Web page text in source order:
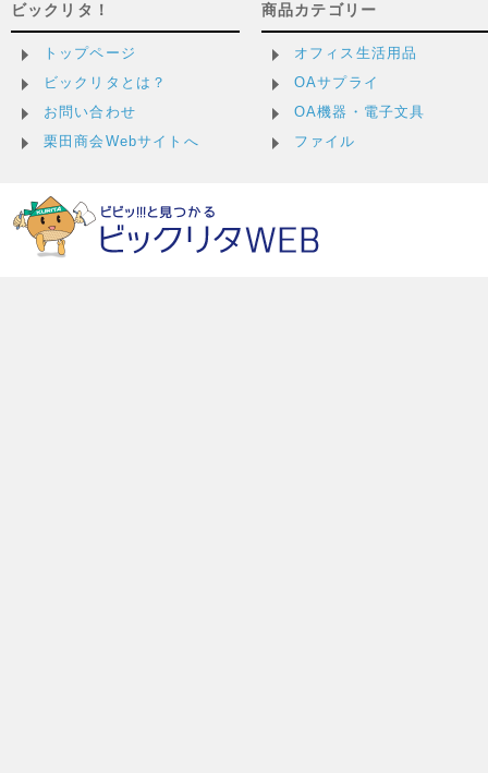
ビックリタ！
トップページ
ビックリタとは？
お問い合わせ
栗田商会Webサイトへ
商品カテゴリー
オフィス生活用品
OAサプライ
OA機器・電子文具
ファイル